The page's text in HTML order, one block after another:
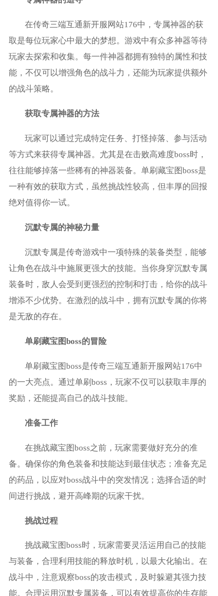
在传奇三端互通新开服网站176中，专属神器的获
取是每位玩家心中最大的梦想。游戏中有众多神器等待
玩家去探索和收集。每一件神器都拥有独特的属性和技
能，不仅可以增强角色的战斗力，还能为玩家提供额外
的战斗策略。
获取专属神器的方法
玩家可以通过完成特定任务、打怪掉落、参与活动
等方式来获得专属神器。尤其是在击败高难度boss时，
往往能够掉落一些稀有的神器装备。单刷藏宝图boss是
一种有效的获取方式，虽然挑战性较高，但丰厚的回报
绝对值得你一试。
沉默专属的神秘力量
沉默专属是传奇游戏中一项特殊的装备类型，能够
让角色在战斗中施展更强大的技能。当你身穿沉默专属
装备时，敌人会受到更强烈的控制和打击，给你的战斗
增添不少优势。在激烈的战斗中，拥有沉默专属的你将
是无敌的存在。
单刷藏宝图boss的冒险
单刷藏宝图boss是传奇三端互通新开服网站176中
的一大亮点。通过单刷boss，玩家不仅可以获取丰厚的
奖励，还能提高自己的战斗技能。
准备工作
在挑战藏宝图boss之前，玩家需要做好充分的准
备。确保你的角色装备和技能达到最佳状态；准备充足
的药品，以应对boss战斗中的突发情况；选择合适的时
间进行挑战，避开高峰期的玩家干扰。
挑战过程
挑战藏宝图boss时，玩家需要灵活运用自己的技能
与装备，合理利用技能的释放时机，以最大化输出。在
战斗中，注意观察boss的攻击模式，及时躲避其强力技
能。合理运用沉默专属装备，可以有效提高你的生存能